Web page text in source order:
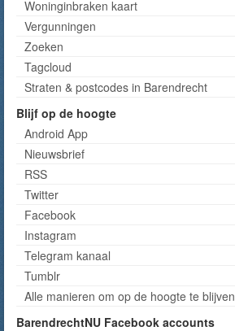
Woninginbraken kaart
Vergunningen
Zoeken
Tagcloud
Straten & postcodes in Barendrecht
Blijf op de hoogte
Android App
Nieuwsbrief
RSS
Twitter
Facebook
Instagram
Telegram kanaal
Tumblr
Alle manieren om op de hoogte te blijven
BarendrechtNU Facebook accounts